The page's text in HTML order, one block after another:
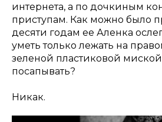
интернета, а по дочкиным
приступам. Как можно было
десяти годам ее Аленка
уметь только лежать на
зеленой пластиковой
посапывать?
Никак.